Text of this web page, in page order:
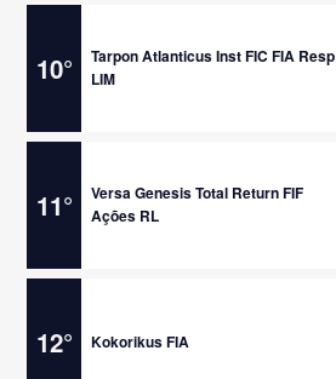
10°
Tarpon Atlanticus Inst FIC FIA Resp
LIM
11°
Versa Genesis Total Return FIF
Ações RL
12° Kokorikus FIA